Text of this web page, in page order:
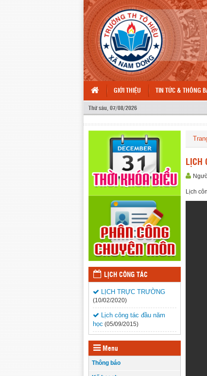
GIỚI THIỆU TIN TỨC & THÔNG
Thứ sáu, 07/08/2026
LỊCH CÔNG TÁC
LỊCH TRỰC TRƯỜNG
(10/02/2020)
Lịch công tác đầu năm
học (05/09/2015)
Menu
Thông báo
LỊCH
Lịch